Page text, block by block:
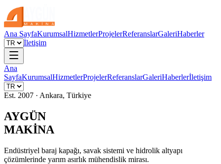
Ana SayfaKurumsalHizmetlerProjelerReferanslarGaleriHaberler
İletişim
Ana
SayfaKurumsalHizmetlerProjelerReferanslarGaleriHaberlerİletişim
Est. 2007 · Ankara, Türkiye
AYGÜN
MAKİNA
Endüstriyel baraj kapağı, savak sistemi ve hidrolik altyapı
çözümlerinde yarım asırlık mühendislik mirası.